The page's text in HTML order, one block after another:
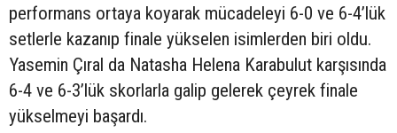
performans ortaya koyarak mücadeleyi 6-0 ve 6-4’lük
setlerle kazanıp finale yükselen isimlerden biri oldu.
Yasemin Çıral da Natasha Helena Karabulut karşısında
6-4 ve 6-3’lük skorlarla galip gelerek çeyrek finale
yükselmeyi başardı.